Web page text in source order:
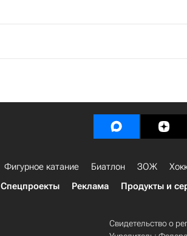
Фигурное катание Биатлон ЗОЖ
Спецпроекты
Реклама Продукты и
Свидетельство о